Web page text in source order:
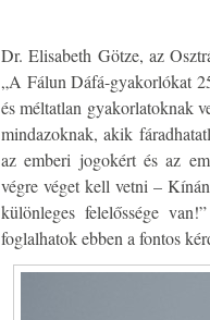
Dr. Elisabeth Götze, az
„A Fálun Dáfá-gyakorlókat
és méltatlan gyakorlatoknak
mindazoknak, akik
az emberi jogokért és az
végre véget kell vetni –
különleges felelőssége
foglalhatok ebben a fontos